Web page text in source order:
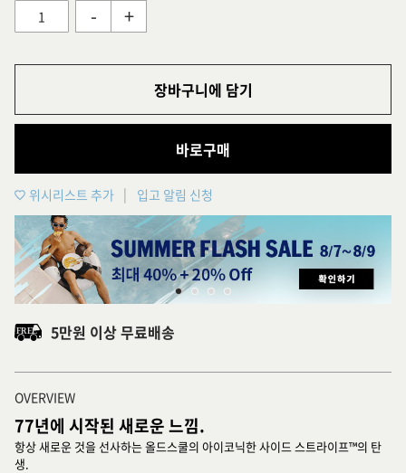
- +
장바구니에 담기
바로구매
위시리스트 추가 입고 알림 신청
5만원 이상 무료배송
OVERVIEW
77년에 시작된 새로운 느낌.
항상 새로운 것을 선사하는 올드스쿨의 아이코닉한 사이드 스트라이프™의 탄
생.